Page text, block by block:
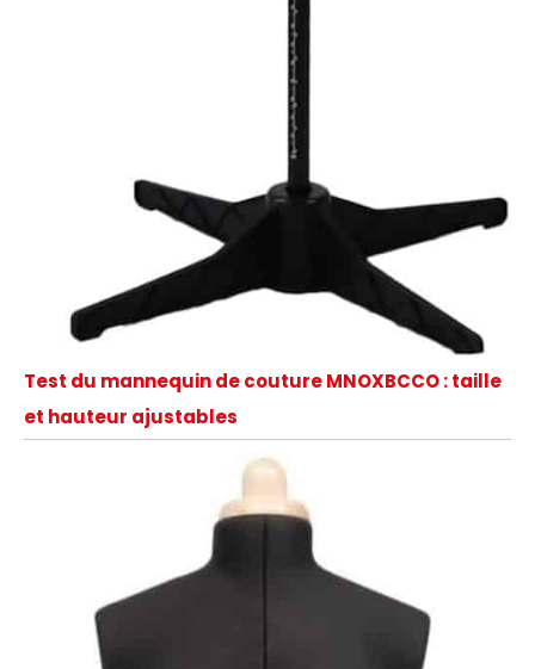
Test du mannequin de couture MNOXBCCO : taille
et hauteur ajustables